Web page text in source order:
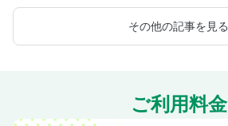
その他の記事を見る
ご利用料金